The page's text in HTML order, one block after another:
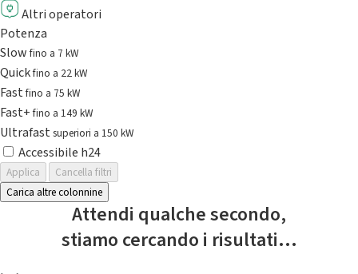
Altri operatori
Potenza
Slowfino a 7 kW
Quickfino a 22 kW
Fastfino a 75 kW
Fast+fino a 149 kW
Ultrafast superiori a 150 kW
Accessibile h24
Applica
Cancella filtri
Carica altre colonnine
Attendi qualche secondo,
stiamo cercando i risultati...